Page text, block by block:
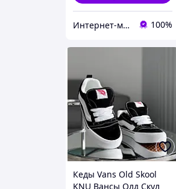
Интернет-магазин "Престиж" 100%
Кеды Vans Old Skool
KNU Вансы Олд Скул